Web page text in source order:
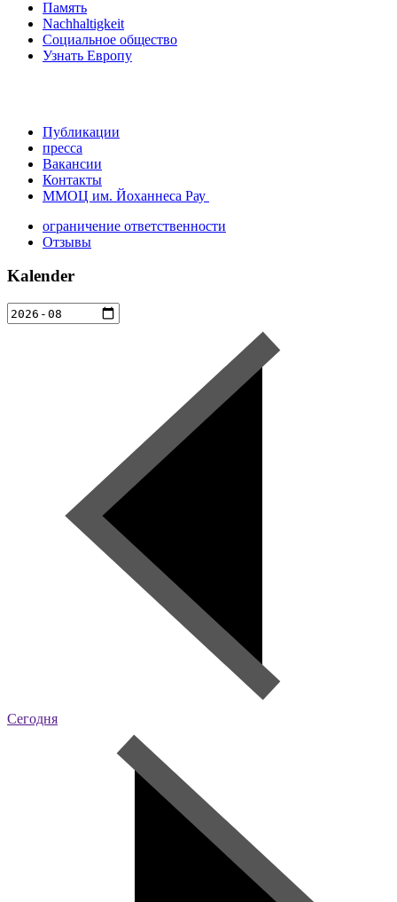
Память
Nachhaltigkeit
Социальное общество
Узнать Европу
Публикации
пресса
Вакансии
Контакты
ММОЦ им. Йоханнеса Рау
ограничение ответственности
Отзывы
Kalender
Сегодня